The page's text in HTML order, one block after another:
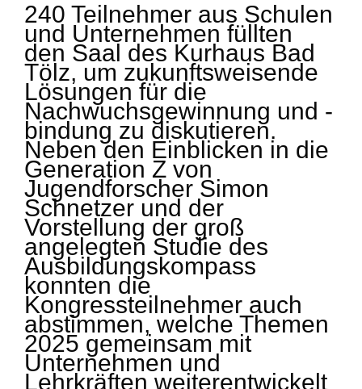
240 Teilnehmer aus Schulen
und Unternehmen füllten
den Saal des Kurhaus Bad
Tölz, um zukunftsweisende
Lösungen für die
Nachwuchsgewinnung und -
bindung zu diskutieren.
Neben den Einblicken in die
Generation Z von
Jugendforscher Simon
Schnetzer und der
Vorstellung der groß
angelegten Studie des
Ausbildungskompass
konnten die
Kongressteilnehmer auch
abstimmen, welche Themen
2025 gemeinsam mit
Unternehmen und
Lehrkräften weiterentwickelt